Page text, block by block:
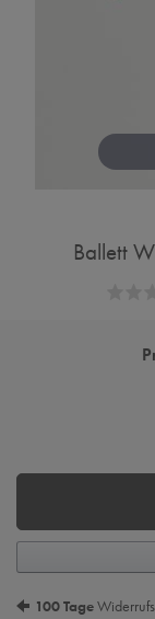
Ballett
100 Tage